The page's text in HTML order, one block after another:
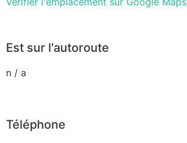
Est sur l'autoroute
n / a
Téléphone